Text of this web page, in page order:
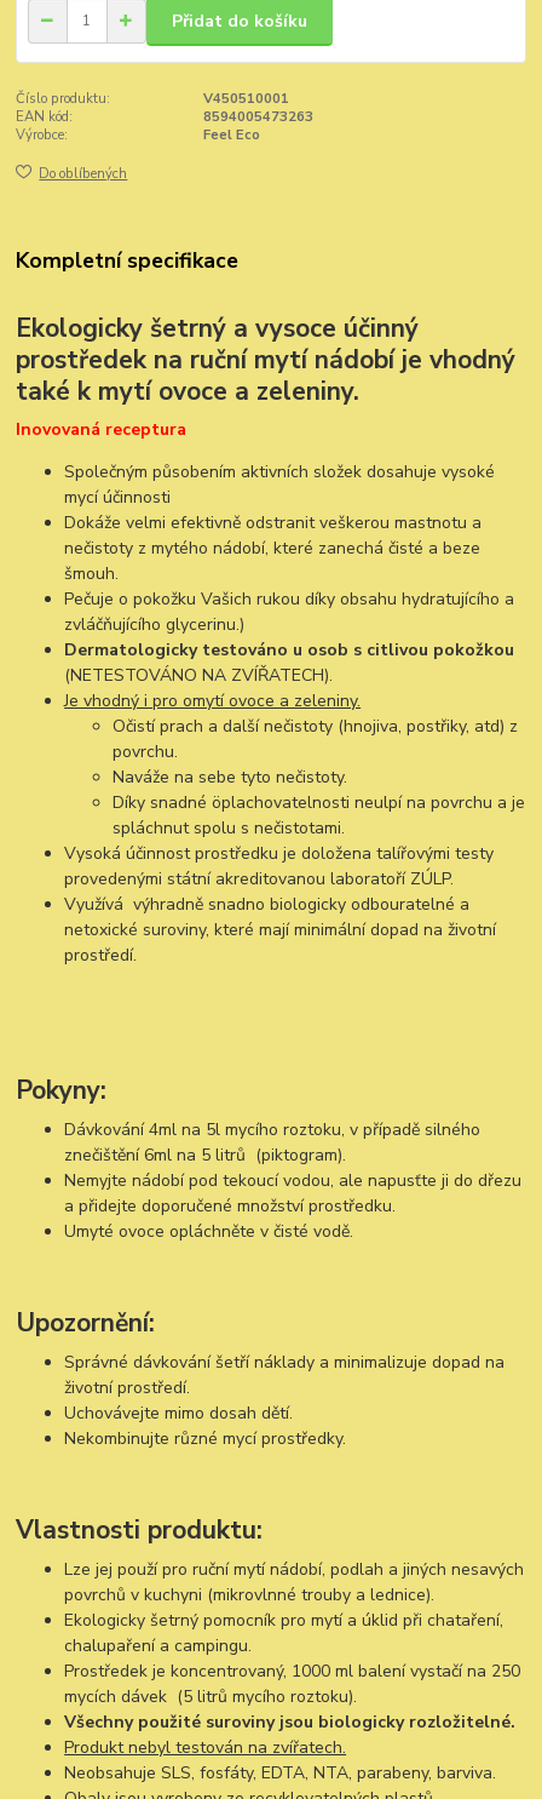
Přidat do košíku
Číslo produktu:
V450510001
EAN kód:
8594005473263
Výrobce:
Feel Eco
Do oblíbených
Kompletní specifikace
Ekologicky šetrný a vysoce účinný
prostředek na ruční mytí nádobí je vhodný
také k mytí ovoce a zeleniny.
Inovovaná receptura
Společným působením aktivních složek dosahuje vysoké
mycí účinnosti
Dokáže velmi efektivně odstranit veškerou mastnotu a
nečistoty z mytého nádobí, které zanechá čisté a beze
šmouh.
Pečuje o pokožku Vašich rukou díky obsahu hydratujícího a
zvláčňujícího glycerinu.)
Dermatologicky testováno u osob s citlivou pokožkou
(NETESTOVÁNO NA ZVÍŘATECH).
Je vhodný i pro omytí ovoce a zeleniny.
Očistí prach a další nečistoty (hnojiva, postřiky, atd) z
povrchu.
Naváže na sebe tyto nečistoty.
Díky snadné öplachovatelnosti neulpí na povrchu a je
spláchnut spolu s nečistotami.
Vysoká účinnost prostředku je doložena talířovými testy
provedenými státní akreditovanou laboratoří ZÚLP.
Využívá výhradně snadno biologicky odbouratelné a
netoxické suroviny, které mají minimální dopad na životní
prostředí.
Pokyny:
Dávkování 4ml na 5l mycího roztoku, v případě silného
znečištění 6ml na 5 litrů (piktogram).
Nemyjte nádobí pod tekoucí vodou, ale napusťte ji do dřezu
a přidejte doporučené množství prostředku.
Umyté ovoce opláchněte v čisté vodě.
Upozornění:
Správné dávkování šetří náklady a minimalizuje dopad na
životní prostředí.
Uchovávejte mimo dosah dětí.
Nekombinujte různé mycí prostředky.
Vlastnosti produktu:
Lze jej použí pro ruční mytí nádobí, podlah a jiných nesavých
povrchů v kuchyni (mikrovlnné trouby a lednice).
Ekologicky šetrný pomocník pro mytí a úklid při chataření,
chalupaření a campingu.
Prostředek je koncentrovaný, 1000 ml balení vystačí na 250
mycích dávek (5 litrů mycího roztoku).
Všechny použité suroviny jsou biologicky rozložitelné.
Produkt nebyl testován na zvířatech.
Neobsahuje SLS, fosfáty, EDTA, NTA, parabeny, barviva.